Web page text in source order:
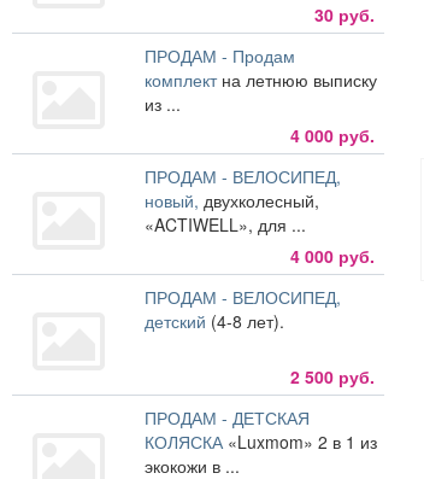
30 руб.
ПРОДАМ - Продам
комплект на летнюю выписку
из ...
4 000 руб.
ПРОДАМ - ВЕЛОСИПЕД,
новый, двухколесный,
«ACTIWELL», для ...
4 000 руб.
ПРОДАМ - ВЕЛОСИПЕД,
детский (4-8 лет).
2 500 руб.
ПРОДАМ - ДЕТСКАЯ
КОЛЯСКА «Luxmom» 2 в 1 из
экокожи в ...